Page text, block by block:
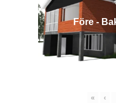
Före -
« ‹